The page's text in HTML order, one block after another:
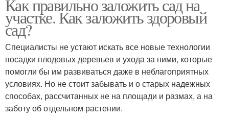
Как правильно заложить сад на
участке. Как заложить здоровый
сад?
Специалисты не устают искать все новые технологии
посадки плодовых деревьев и ухода за ними, которые
помогли бы им развиваться даже в неблагоприятных
условиях. Но не стоит забывать и о старых надежных
способах, рассчитанных не на площади и размах, а на
заботу об отдельном растении.